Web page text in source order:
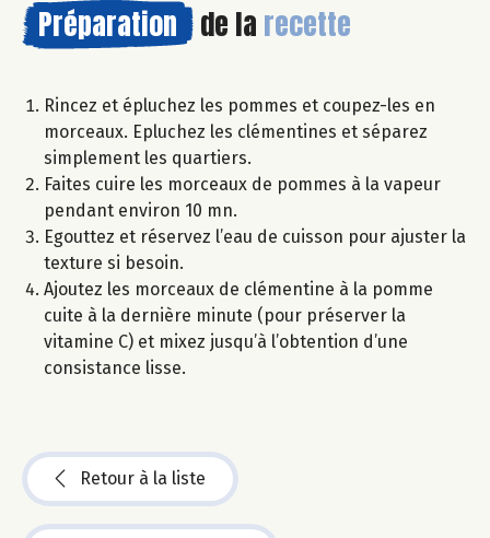
Préparation de la recette
Rincez et épluchez les pommes et coupez-les en
morceaux. Epluchez les clémentines et séparez
simplement les quartiers.
Faites cuire les morceaux de pommes à la vapeur
pendant environ 10 mn.
Egouttez et réservez l’eau de cuisson pour ajuster la
texture si besoin.
Ajoutez les morceaux de clémentine à la pomme
cuite à la dernière minute (pour préserver la
vitamine C) et mixez jusqu’à l’obtention d’une
consistance lisse.
Retour à la liste